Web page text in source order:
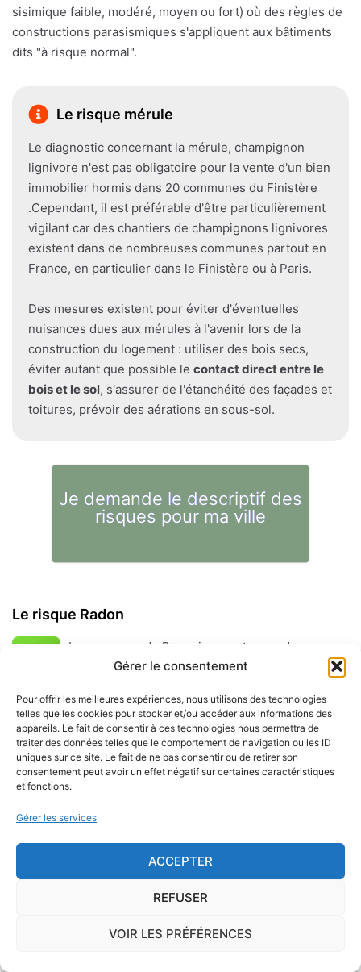
Gérer le consentement
Pour offrir les meilleures expériences, nous utilisons des technologies
telles que les cookies pour stocker et/ou accéder aux informations des
appareils. Le fait de consentir à ces technologies nous permettra de
traiter des données telles que le comportement de navigation ou les ID
uniques sur ce site. Le fait de ne pas consentir ou de retirer son
consentement peut avoir un effet négatif sur certaines caractéristiques
et fonctions.
Gérer les services
ACCEPTER
REFUSER
VOIR LES PRÉFÉRENCES
sisimique faible, modéré, moyen ou fort) où des règles de
constructions parasismiques s'appliquent aux bâtiments
dits "à risque normal".
Le risque mérule
Le diagnostic concernant la mérule, champignon
lignivore n'est pas obligatoire pour la vente d'un bien
immobilier hormis dans 20 communes du Finistère
.Cependant, il est préférable d'être particulièrement
vigilant car des chantiers de champignons lignivores
existent dans de nombreuses communes partout en
France, en particulier dans le Finistère ou à Paris.
Des mesures existent pour éviter d'éventuelles
nuisances dues aux mérules à l'avenir lors de la
construction du logement : utiliser des bois secs,
éviter autant que possible le contact direct entre le
bois et le sol, s'assurer de l'étanchéité des façades et
toitures, prévoir des aérations en sous-sol.
Je demande le descriptif des
risques pour ma ville
Le risque Radon
La commune de Becquigny se trouve dans une
zone deconcentration de radon de 1
, ce qui est
Certains territoires français présentent uneconcentration
importante de radon, gaz radioactif issu de la
désintégration du radium et de l'uranium, deux éléments
présents dans le sol et les roches. L'ISRN (Institut de
français en délimitant trois types de communes de
cancer du poumon.